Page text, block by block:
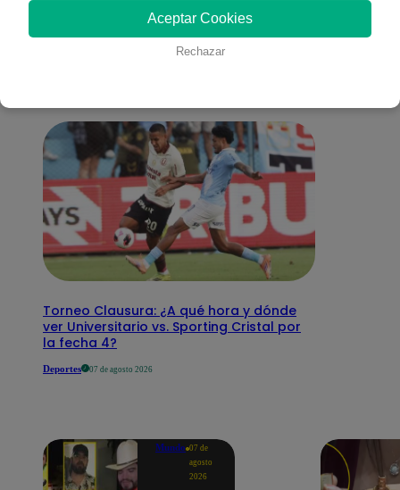
interesar
Torneo Clausura: ¿A qué hora y dónde
ver Universitario vs. Sporting Cristal por
la fecha 4?
Deportes 07 de agosto 2026
Mundo 07 de
agosto
2026
Aceptar Cookies
Rechazar